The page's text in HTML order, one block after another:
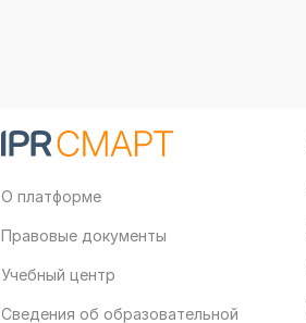
О платформе
Правовые документы
Учебный центр
Сведения об образовательной